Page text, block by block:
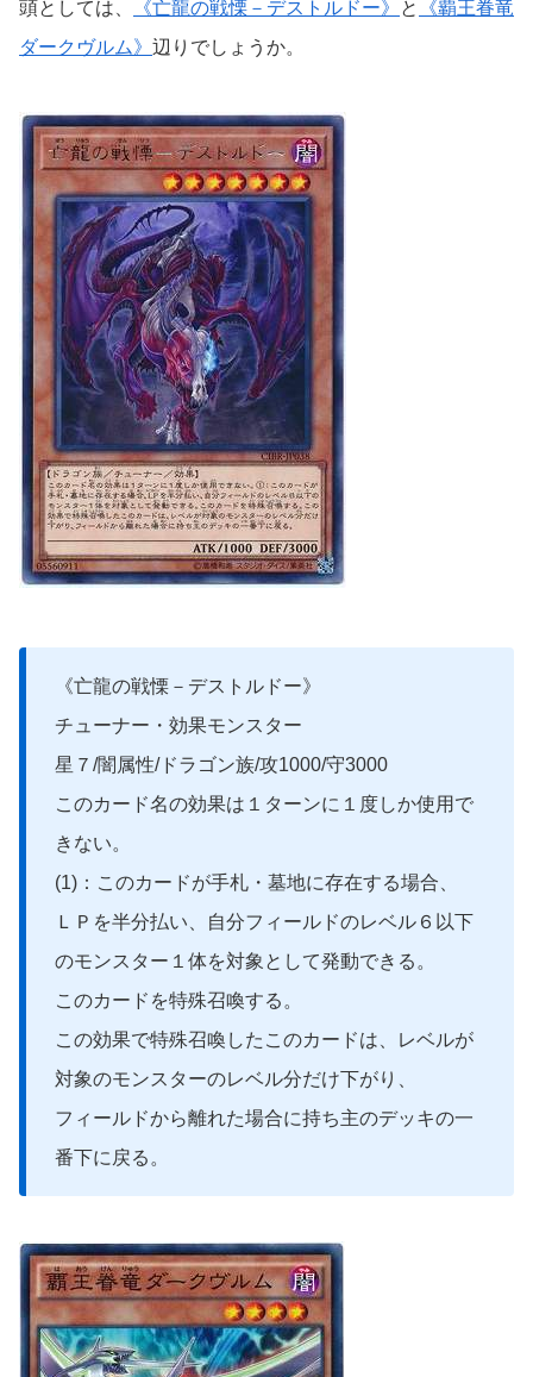
頭としては、 《亡龍の戦慄－デストルドー》 と
《覇王眷竜
ダークヴルム》 辺りでしょうか。
《亡龍の戦慄－デストルドー》
チューナー・効果モンスター
星７/闇属性/ドラゴン族/攻1000/守3000
このカード名の効果は１ターンに１度しか使用で
きない。
(1)：このカードが手札・墓地に存在する場合、
ＬＰを半分払い、自分フィールドのレベル６以下
のモンスター１体を対象として発動できる。
このカードを特殊召喚する。
この効果で特殊召喚したこのカードは、レベルが
対象のモンスターのレベル分だけ下がり、
フィールドから離れた場合に持ち主のデッキの一
番下に戻る。